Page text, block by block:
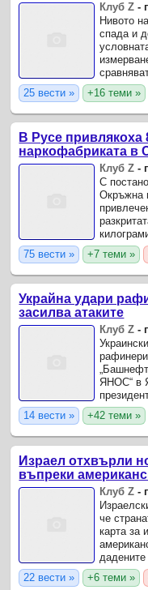
Клуб Z -
Нивото
спада и
4
25 вести » +16 теми »
В Русе привлякоха
наркофабриката в
Клуб Z -
С
Окръжна
75 вести » +7 теми »
Украйна удари
засилва атаките
Клуб Z -
ЯНОС“ в
цитиран
14 вести » +42 теми »
Израел отхвърли
въпреки
Клуб Z -
че
карта за
дадените
пълното
22 вести » +6 теми »